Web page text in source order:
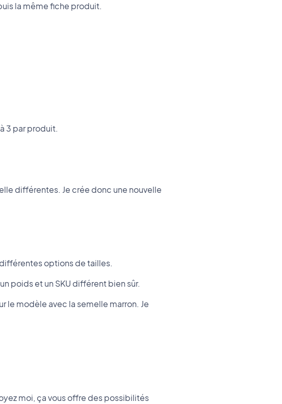
la même fiche produit.
3 par produit.
différentes. Je crée donc une nouvelle
options de tailles.
poids et un SKU différent bien sûr.
le modèle avec la semelle marron. Je
moi, ça vous offre des possibilités